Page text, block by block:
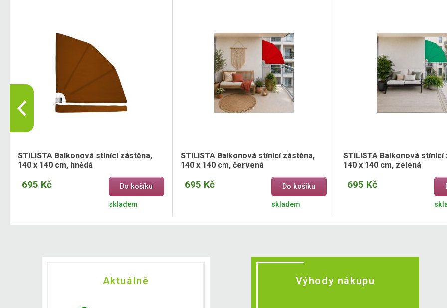
STILISTA Balkonová stínící zástěna,
140 x 140 cm, hnědá
695 Kč Do košíku
skladem
STILISTA Balkonová stínící zástěna,
140 x 140 cm, červená
695 Kč Do košíku
skladem
STILISTA Balkonová stínící
140 x 140 cm, zelená
695 Kč
Aktuálně Výhody nákupu